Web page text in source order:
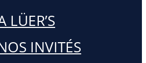
LÜER’S
INVITÉS